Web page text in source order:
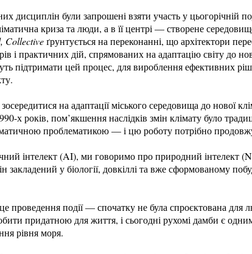
дисциплін були запрошені взяти участь у цьогорічній
криза та люди, а в її центрі — створене
Collectiveґрунтується на переконанні, що архітектори
і практичних дій, спрямованих на адаптацію світу до
підтримати цей процес, для вироблення ефективних
на адаптації міського середовища до нової
х років, пом’якшення наслідків змін клімату було
проблематикою — і цю роботу потрібно
інтелект (AI), ми говоримо про природний інтелект
у біології, довкіллі та вже сформованому
проведення події — спочатку не була спроєктована для
придатною для життя, і сьогодні рухомі дамби є одним
рівня моря.